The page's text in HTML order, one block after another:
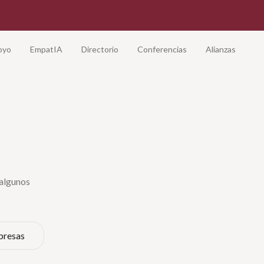
EmpatIA Directorio Conferencias Alianzas